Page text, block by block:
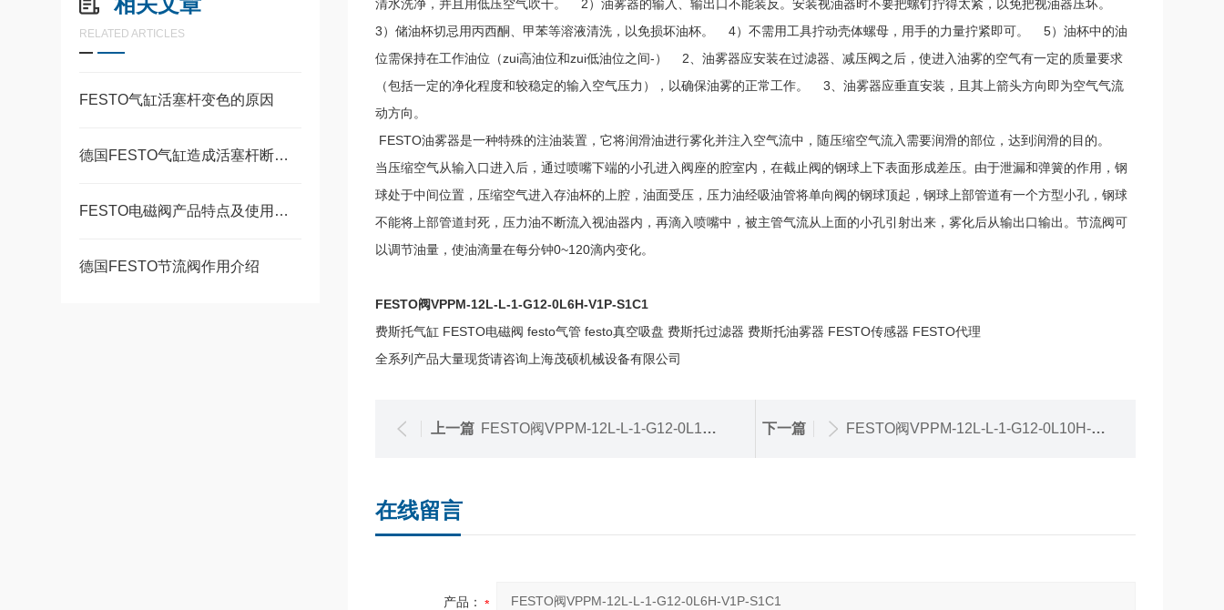
RELATED ARTICLES
FESTO气缸活塞杆变色的原因
德国FESTO气缸造成活塞杆断裂的常见原因
FESTO电磁阀产品特点及使用要求
德国FESTO节流阀作用介绍
清水洗净，并且用低压空气吹干。 2）油雾器的输入、输出口不能装反。安装视油器时不要把螺钉拧得太紧，以免把视油器压坏。
3）储油杯切忌用丙西酮、甲苯等溶液清洗，以免损坏油杯。 4）不需用工具拧动壳体螺母，用手的力量拧紧即可。 5）油杯中的油
位需保持在工作油位（zui高油位和zui低油位之间-） 2、油雾器应安装在过滤器、减压阀之后，使进入油雾的空气有一定的质量要求
（包括一定的净化程度和较稳定的输入空气压力），以确保油雾的正常工作。 3、油雾器应垂直安装，且其上箭头方向即为空气气流
动方向。
FESTO油雾器是一种特殊的注油装置，它将润滑油进行雾化并注入空气流中，随压缩空气流入需要润滑的部位，达到润滑的目的。
当压缩空气从输入口进入后，通过喷嘴下端的小孔进入阀座的腔室内，在截止阀的钢球上下表面形成差压。由于泄漏和弹簧的作用，钢
球处于中间位置，压缩空气进入存油杯的上腔，油面受压，压力油经吸油管将单向阀的钢球顶起，钢球上部管道有一个方型小孔，钢球
不能将上部管道封死，压力油不断流入视油器内，再滴入喷嘴中，被主管气流从上面的小孔引射出来，雾化后从输出口输出。节流阀可
以调节油量，使油滴量在每分钟0~120滴内变化。
FESTO阀VPPM-12L-L-1-G12-0L6H-V1P-S1C1
费斯托气缸 FESTO电磁阀 festo气管 festo真空吸盘 费斯托过滤器 费斯托油雾器 FESTO传感器 FESTO代理
全系列产品大量现货请咨询上海茂硕机械设备有限公司
上一篇 FESTO阀VPPM-12L-L-1-G12-0L10H-A4P-S1 下一篇 FESTO阀VPPM-12L-L-1-G12-0L10H-A4N-S1
在线留言
产品：